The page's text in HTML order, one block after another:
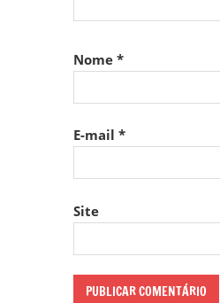
Nome *
E-mail *
Site